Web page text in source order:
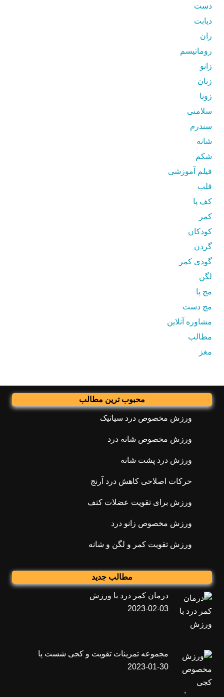
دست
دیابت
ران
روماتیسم
زانو
زنان
زونا
سلامتی
سندرم
شانه
شکم
فیلم آموزشی
قلب
کف پا
کمر
کودکان
گردن
گودی کمر
لگن
مچ پا
مچ دست
مشاوره آنلاین
مطالب
مغز
محبوب ترین مطالب
ورزش مخصوص درد سیاتیک
ورزش مخصوص شانه درد
ورزش درد پشت شانه
حرکات اصلاحی کاهش درد آرنج
ورزش برای تقویت عضلات کتف
ورزش مخصوص زانو درد
ورزش تقویت کمر و لگن و شانه
مطالب جدید
درمان کمر درد با ورزش
2023-02-03
مجموعه تمرینات تقویت و کجی شست پا
2023-01-30